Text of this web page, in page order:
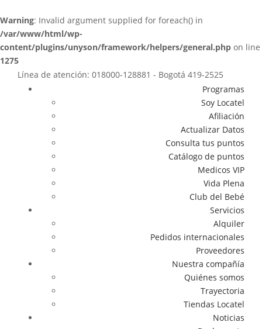
Warning: Invalid argument supplied for foreach() in
/var/www/html/wp-
content/plugins/unyson/framework/helpers/general.php on line
1275
Línea de atención: 018000-128881 - Bogotá 419-2525
Programas
Soy Locatel
Afiliación
Actualizar Datos
Consulta tus puntos
Catálogo de puntos
Medicos VIP
Vida Plena
Club del Bebé
Servicios
Alquiler
Pedidos internacionales
Proveedores
Nuestra compañía
Quiénes somos
Trayectoria
Tiendas Locatel
Noticias